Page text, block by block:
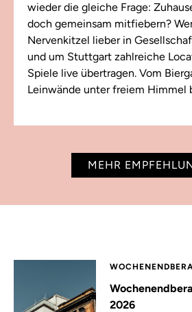
wieder die gleiche Frage:
doch gemeinsam mitfiebern?
Nervenkitzel lieber in
und um Stuttgart zahlreiche
Spiele live übertragen. Vom
Leinwände unter freiem Himmel
MEHR
2026